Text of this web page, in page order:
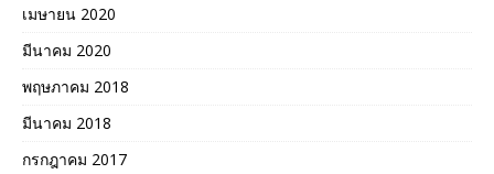
เมษายน 2020
มีนาคม 2020
พฤษภาคม 2018
มีนาคม 2018
กรกฎาคม 2017